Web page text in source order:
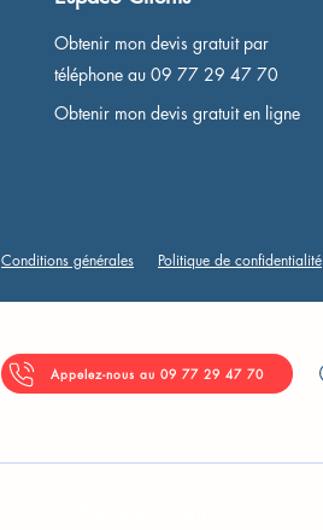
Obtenir mon devis gratuit par
téléphone au 09 77 29 47 70
Obtenir mon devis gratuit en ligne
Conditions générales Politique de confidentialité
Appelez-nous au 09 77 29 47 70